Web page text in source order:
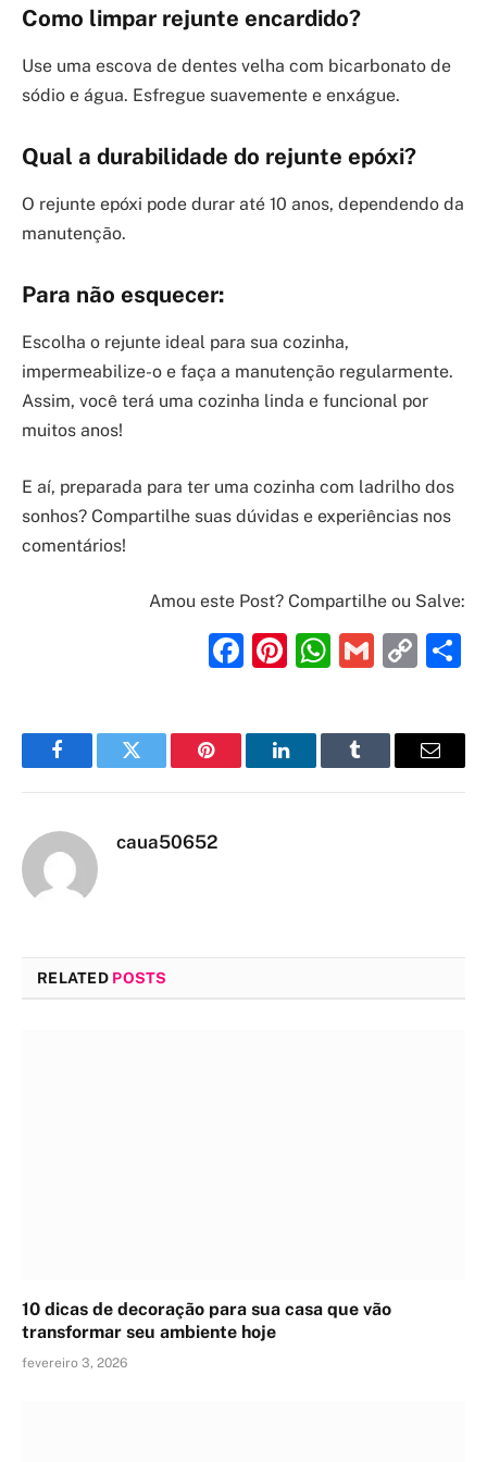
Como limpar rejunte encardido?
Use uma escova de dentes velha com bicarbonato de
sódio e água. Esfregue suavemente e enxágue.
Qual a durabilidade do rejunte epóxi?
O rejunte epóxi pode durar até 10 anos, dependendo da
manutenção.
Para não esquecer:
Escolha o rejunte ideal para sua cozinha,
impermeabilize-o e faça a manutenção regularmente.
Assim, você terá uma cozinha linda e funcional por
muitos anos!
E aí, preparada para ter uma cozinha com ladrilho dos
sonhos? Compartilhe suas dúvidas e experiências nos
comentários!
Amou este Post? Compartilhe ou Salve:
Facebook
Pinterest
Gmail
FacebookTwitter Pinterest LinkedInTumblr Email
caua50652
RELATED POSTS
10 dicas de decoração para sua casa que vão
transformar seu ambiente hoje
fevereiro 3, 2026